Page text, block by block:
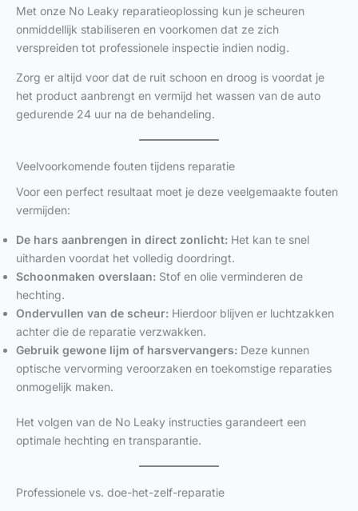
Met onze No Leaky reparatieoplossing kun je scheuren
onmiddellijk stabiliseren en voorkomen dat ze zich
verspreiden tot professionele inspectie indien nodig.
Zorg er altijd voor dat de ruit schoon en droog is voordat je
het product aanbrengt en vermijd het wassen van de auto
gedurende 24 uur na de behandeling.
Veelvoorkomende fouten tijdens reparatie
Voor een perfect resultaat moet je deze veelgemaakte fouten
vermijden:
De hars aanbrengen in direct zonlicht: Het kan te snel
uitharden voordat het volledig doordringt.
Schoonmaken overslaan: Stof en olie verminderen de
hechting.
Ondervullen van de scheur: Hierdoor blijven er luchtzakken
achter die de reparatie verzwakken.
Gebruik gewone lijm of harsvervangers: Deze kunnen
optische vervorming veroorzaken en toekomstige reparaties
onmogelijk maken.
Het volgen van de No Leaky instructies garandeert een
optimale hechting en transparantie.
Professionele vs. doe-het-zelf-reparatie